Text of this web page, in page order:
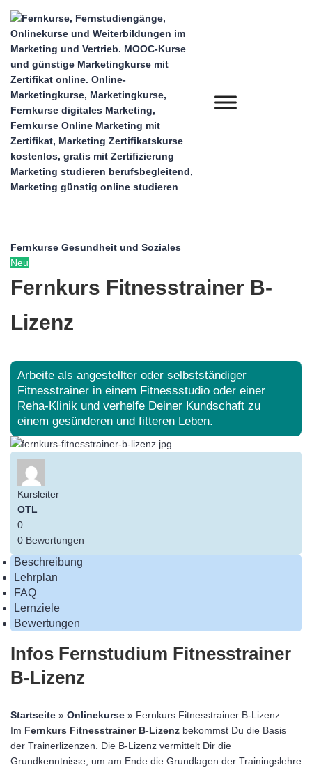
Fernkurse Gesundheit und Soziales
Neu
Fernkurs Fitnesstrainer B-
Lizenz
Arbeite als angestellter oder selbstständiger
Fitnesstrainer in einem Fitnessstudio oder einer
Reha-Klinik und verhelfe Deiner Kundschaft zu
einem gesünderen und fitteren Leben.
Kursleiter
OTL
0
0 Bewertungen
Beschreibung
Lehrplan
FAQ
Lernziele
Bewertungen
Infos Fernstudium Fitnesstrainer
B-Lizenz
Startseite » Onlinekurse » Fernkurs Fitnesstrainer B-Lizenz
Im Fernkurs Fitnesstrainer B-Lizenz bekommst Du die Basis
der Trainerlizenzen. Die B-Lizenz vermittelt Dir die
Grundkenntnisse, um am Ende die Grundlagen der Trainingslehre